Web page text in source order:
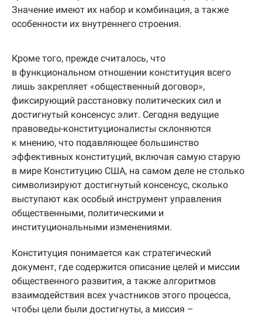
Значение имеют их набор и комбинация, а также
особенности их внутреннего строения.
Кроме того, прежде считалось, что
в функциональном отношении конституция всего
лишь закрепляет «общественный договор»,
фиксирующий расстановку политических сил и
достигнутый консенсус элит. Сегодня ведущие
правоведы-конституционалисты склоняются
к мнению, что подавляющее большинство
эффективных конституций, включая самую старую
в мире Конституцию США, на самом деле не столько
символизируют достигнутый консенсус, сколько
выступают как особый инструмент управления
общественными, политическими и
институциональными изменениями.
Конституция понимается как стратегический
документ, где содержится описание целей и миссии
общественного развития, а также алгоритмов
взаимодействия всех участников этого процесса,
чтобы цели были достигнуты, а миссия –